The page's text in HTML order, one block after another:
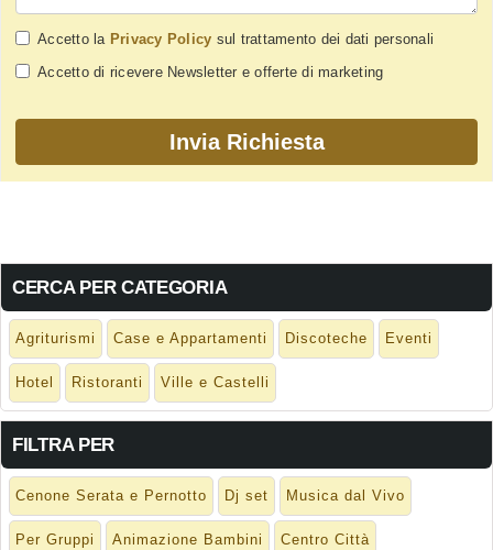
Accetto la Privacy Policy sul trattamento dei dati personali
Accetto di ricevere Newsletter e offerte di marketing
CERCA PER CATEGORIA
Agriturismi Case e Appartamenti Discoteche Eventi
Hotel Ristoranti Ville e Castelli
FILTRA PER
Cenone Serata e Pernotto Dj set Musica dal Vivo
Per Gruppi Animazione Bambini Centro Città